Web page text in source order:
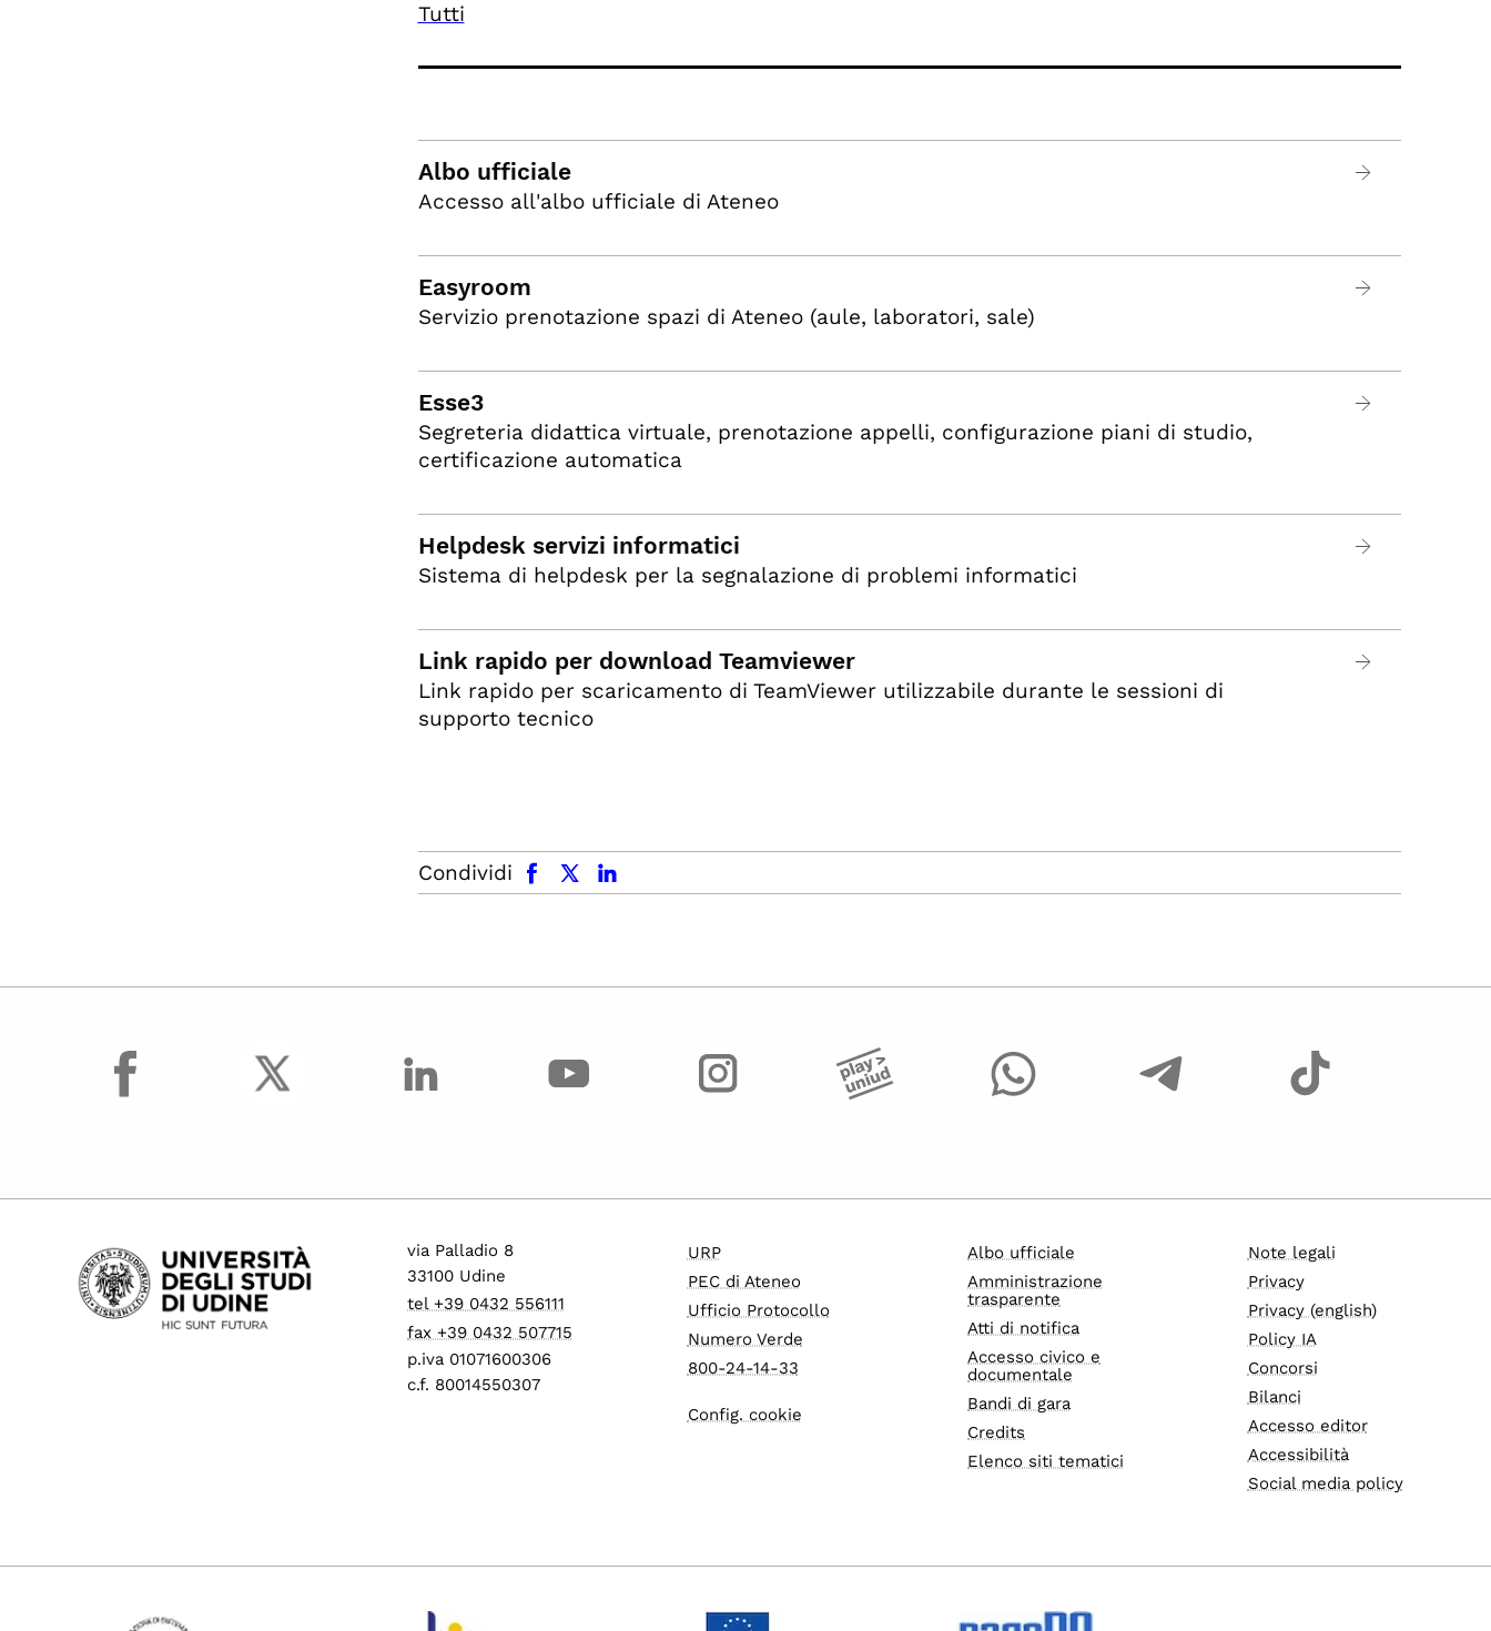
Tutti
Albo ufficiale
Accesso all'albo ufficiale di Ateneo
Easyroom
Servizio prenotazione spazi di Ateneo (aule, laboratori, sale)
Esse3
Segreteria didattica virtuale, prenotazione appelli, configurazione piani di studio,
certificazione automatica
Helpdesk servizi informatici
Sistema di helpdesk per la segnalazione di problemi informatici
Link rapido per download Teamviewer
Link rapido per scaricamento di TeamViewer utilizzabile durante le sessioni di
supporto tecnico
Condividi
facebook x.com linkedin
facebook
via Palladio 8
33100 Udine
tel +39 0432 556111
fax +39 0432 507715
p.iva 01071600306
c.f. 80014550307
URP
PEC di Ateneo
Ufficio Protocollo
Numero Verde
800-24-14-33
Config. cookie
Albo ufficiale
Amministrazione
trasparente
Atti di notifica
Accesso civico e
documentale
Bandi di gara
Credits
Elenco siti tematici
Note legali
Privacy
Privacy (english)
Policy IA
Concorsi
Bilanci
Accesso editor
Accessibilità
Social media policy